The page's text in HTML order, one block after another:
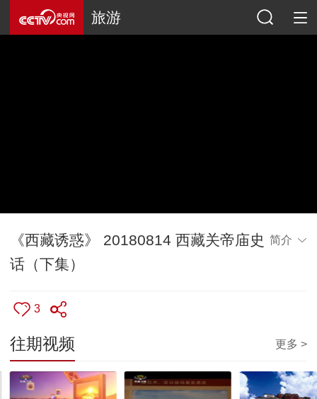
旅游
《西藏诱惑》 20180814 西藏关帝庙史
话（下集）
简介
3
往期视频 更多 >